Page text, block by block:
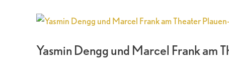
Yasmin Dengg und Marcel Frank am
Yasmin
und